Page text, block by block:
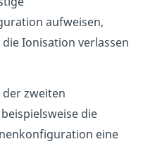
aufweisen,
Ionisation verlassen
der zweiten
die
eine